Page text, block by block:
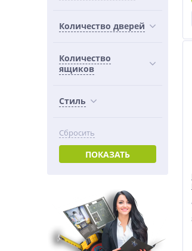
Количество дверей
Количество
ящиков
Стиль
Сбросить
ПОКАЗАТЬ